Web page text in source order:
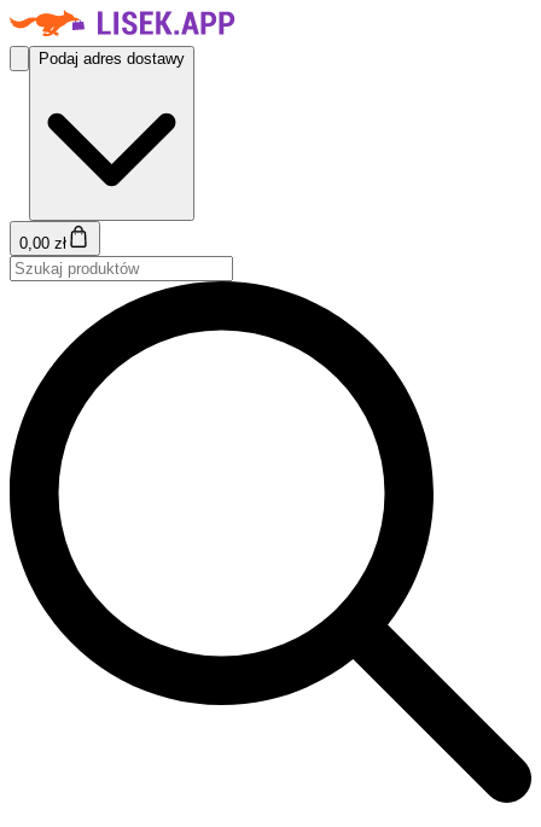
Podaj adres dostawy
0,00 zł